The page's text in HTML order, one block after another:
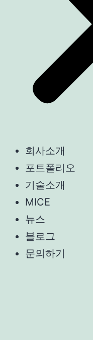
회사소개
포트폴리오
기술소개
MICE
뉴스
블로그
문의하기